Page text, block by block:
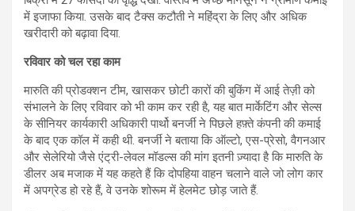
में इजाफा किया. उसके बाद टैक्स कटौती ने महिंद्रा के लिए और अधिक
खरीदारी को बढ़ावा दिया.
रविवार को चल रहा काम
मारुति की प्रोडक्शन टीम, खासकर छोटी कारों की बुकिंग में आई तेज़ी को
संभालने के लिए रविवार को भी काम कर रही है, यह बात मार्केटिंग और सेल्स
के सीनियर कार्यकारी अधिकारी पार्थो बनर्जी ने पिछले हफ़्ते कंपनी की कमाई
के बाद एक कॉल में कही थी. बनर्जी ने बताया कि ऑल्टो, एस-प्रेसो, वैगनआर
और सेलेरियो जैसे एंट्री-लेवल मॉडल्स की मांग इतनी ज़्यादा है कि मारुति के
डीलर अब मजाक में यह कहते हैं कि दोपहिया वाहन चलाने वाले जो लोग कार
में अपग्रेड हो रहे हैं, वे उनके शोरूम में हेलमेट छोड़ जाते हैं.